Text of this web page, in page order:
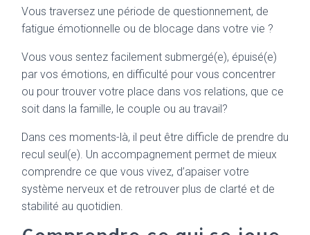
Vous traversez une période de questionnement, de
fatigue émotionnelle ou de blocage dans votre vie ?
Vous vous sentez facilement submergé(e), épuisé(e)
par vos émotions, en difficulté pour vous concentrer
ou pour trouver votre place dans vos relations, que ce
soit dans la famille, le couple ou au travail?
Dans ces moments-là, il peut être difficle de prendre du
recul seul(e). Un accompagnement permet de mieux
comprendre ce que vous vivez, d’apaiser votre
système nerveux et de retrouver plus de clarté et de
stabilité au quotidien.